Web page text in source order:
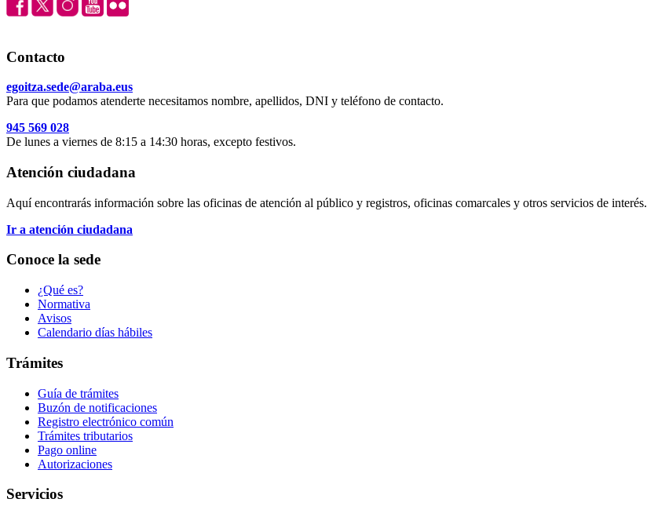
Contacto
egoitza.sede@araba.eus
Para que podamos atenderte necesitamos nombre, apellidos, DNI y teléfono de contacto.
945 569 028
De lunes a viernes de 8:15 a 14:30 horas, excepto festivos.
Atención ciudadana
Aquí encontrarás información sobre las oficinas de atención al público y registros, oficinas comarcales y otros servicios de interés.
Ir a atención ciudadana
Conoce la sede
¿Qué es?
Normativa
Avisos
Calendario días hábiles
Trámites
Guía de trámites
Buzón de notificaciones
Registro electrónico común
Trámites tributarios
Pago online
Autorizaciones
Servicios